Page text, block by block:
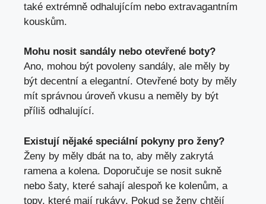
také extrémně odhalujícím nebo extravagantním
kouskům.
Mohu nosit sandály nebo otevřené boty?
Ano, mohou být povoleny sandály, ale měly by
být decentní a elegantní. Otevřené boty by měly
mít správnou úroveň vkusu a neměly by být
příliš odhalující.
Existují nějaké speciální pokyny pro ženy?
Ženy by měly dbát na to, aby měly zakrytá
ramena a kolena. Doporučuje se nosit sukně
nebo šaty, které sahají alespoň ke kolenům, a
topy, které mají rukávy. Pokud se ženy chtějí